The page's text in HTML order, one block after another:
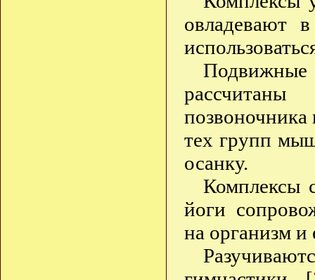
овладевают
позвоночника
тех групп
осанку.
Комплексы
йоги
на организм и